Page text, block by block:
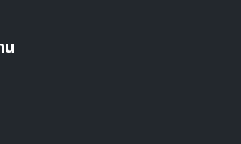
น